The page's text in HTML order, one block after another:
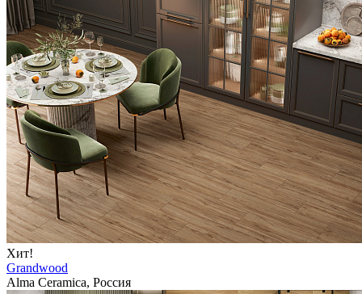
Хит!
Grandwood
Alma Ceramica, Россия